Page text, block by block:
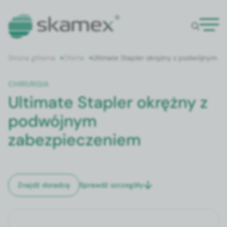
Oferta Ultimate Stapler okrężny z podwójnym
CHIRURGIA
Ultimate Stapler okrężny z
podwójnym
zabezpieczeniem
Znajdź doradcę Sprawdź szczegóły